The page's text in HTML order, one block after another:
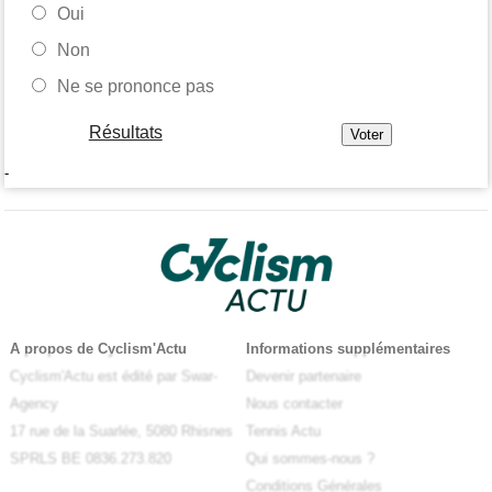
Oui
Non
Ne se prononce pas
Résultats
-
A propos de Cyclism'Actu
Cyclism'Actu est édité par Swar-
Agency
17 rue de la Suarlée, 5080 Rhisnes
SPRLS BE 0836.273.820
Informations supplémentaires
Devenir partenaire
Nous contacter
Tennis Actu
Qui sommes-nous ?
Conditions Générales